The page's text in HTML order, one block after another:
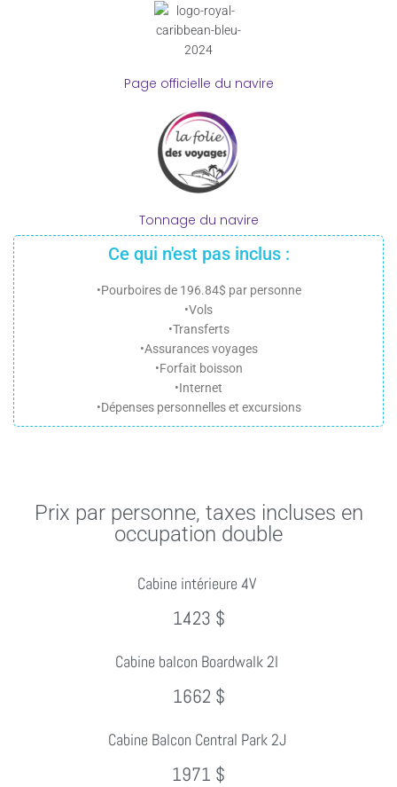
Page officielle du navire
Tonnage du navire
Ce qui n'est pas inclus :
•Pourboires de 196.84$ par personne
•Vols
•Transferts
•Assurances voyages
•Forfait boisson
•Internet
•Dépenses personnelles et excursions
Prix par personne, taxes incluses en
occupation double
Cabine intérieure 4V
1423 $
Cabine balcon Boardwalk 2I
1662 $
Cabine Balcon Central Park 2J
1971 $